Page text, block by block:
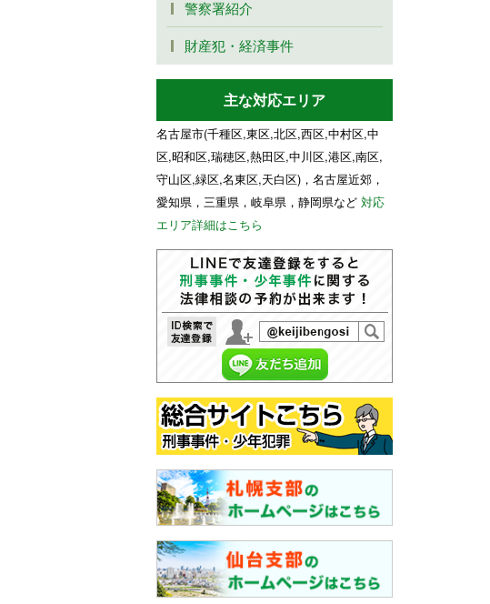
警察署紹介
財産犯・経済事件
主な対応エリア
名古屋市(千種区,東区,北区,西区,中村区,中
区,昭和区,瑞穂区,熱田区,中川区,港区,南区,
守山区,緑区,名東区,天白区)，名古屋近郊，
愛知県，三重県，岐阜県，静岡県など 対応
エリア詳細はこちら